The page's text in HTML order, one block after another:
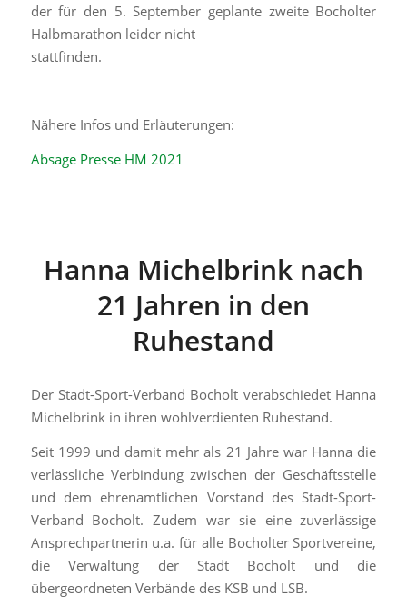
der für den 5. September geplante zweite Bocholter
Halbmarathon leider nicht
stattfinden.
Nähere Infos und Erläuterungen:
Absage Presse HM 2021
Hanna Michelbrink nach
21 Jahren in den
Ruhestand
Der Stadt-Sport-Verband Bocholt verabschiedet Hanna
Michelbrink in ihren wohlverdienten Ruhestand.
Seit 1999 und damit mehr als 21 Jahre war Hanna die
verlässliche Verbindung zwischen der Geschäftsstelle
und dem ehrenamtlichen Vorstand des Stadt-Sport-
Verband Bocholt. Zudem war sie eine zuverlässige
Ansprechpartnerin u.a. für alle Bocholter Sportvereine,
die Verwaltung der Stadt Bocholt und die
übergeordneten Verbände des KSB und LSB.